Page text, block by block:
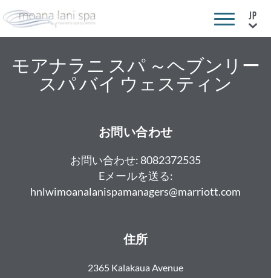
モアナラニ スパ ～ヘブンリー
スパ バイ ウェスティン
お問い合わせ
お問い合わせ: 8082372535
Eメールを送る:
hnlwimoanalanispamanagers@marriott.com
住所
2365 Kalakaua Avenue